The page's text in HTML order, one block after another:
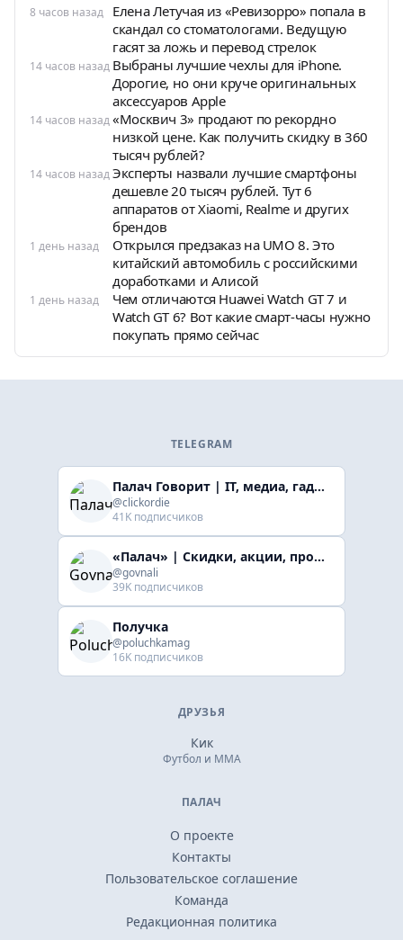
8 часов назад
Елена Летучая из «Ревизорро» попала в
скандал со стоматологами. Ведущую
гасят за ложь и перевод стрелок
14 часов назад Выбраны лучшие чехлы для iPhone.
Дорогие, но они круче оригинальных
аксессуаров Apple
14 часов назад«Москвич 3» продают по рекордно
низкой цене. Как получить скидку в 360
тысяч рублей?
14 часов назадЭксперты назвали лучшие смартфоны
дешевле 20 тысяч рублей. Тут 6
аппаратов от Xiaomi, Realme и других
брендов
1 день назад
Открылся предзаказ на UMO 8. Это
китайский автомобиль с российскими
доработками и Алисой
1 день назад
Чем отличаются Huawei Watch GT 7 и
Watch GT 6? Вот какие смарт-часы нужно
покупать прямо сейчас
TELEGRAM
Палач Говорит | IT, медиа, гaджеты, скидки
@clickordie
41K подписчиков
«Палач» | Скидки, акции, промокоды
@govnali
39K подписчиков
Получка
@poluchkamag
16K подписчиков
ДРУЗЬЯ
Кик
Футбол и ММА
ПАЛАЧ
О проекте
Контакты
Пользовательское соглашение
Команда
Редакционная политика